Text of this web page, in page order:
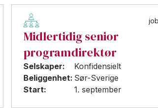
Midlertidig senior
programdirektør
Selskaper:
Konfidensielt
Beliggenhet: Sør-Sverige
Start:
1. september